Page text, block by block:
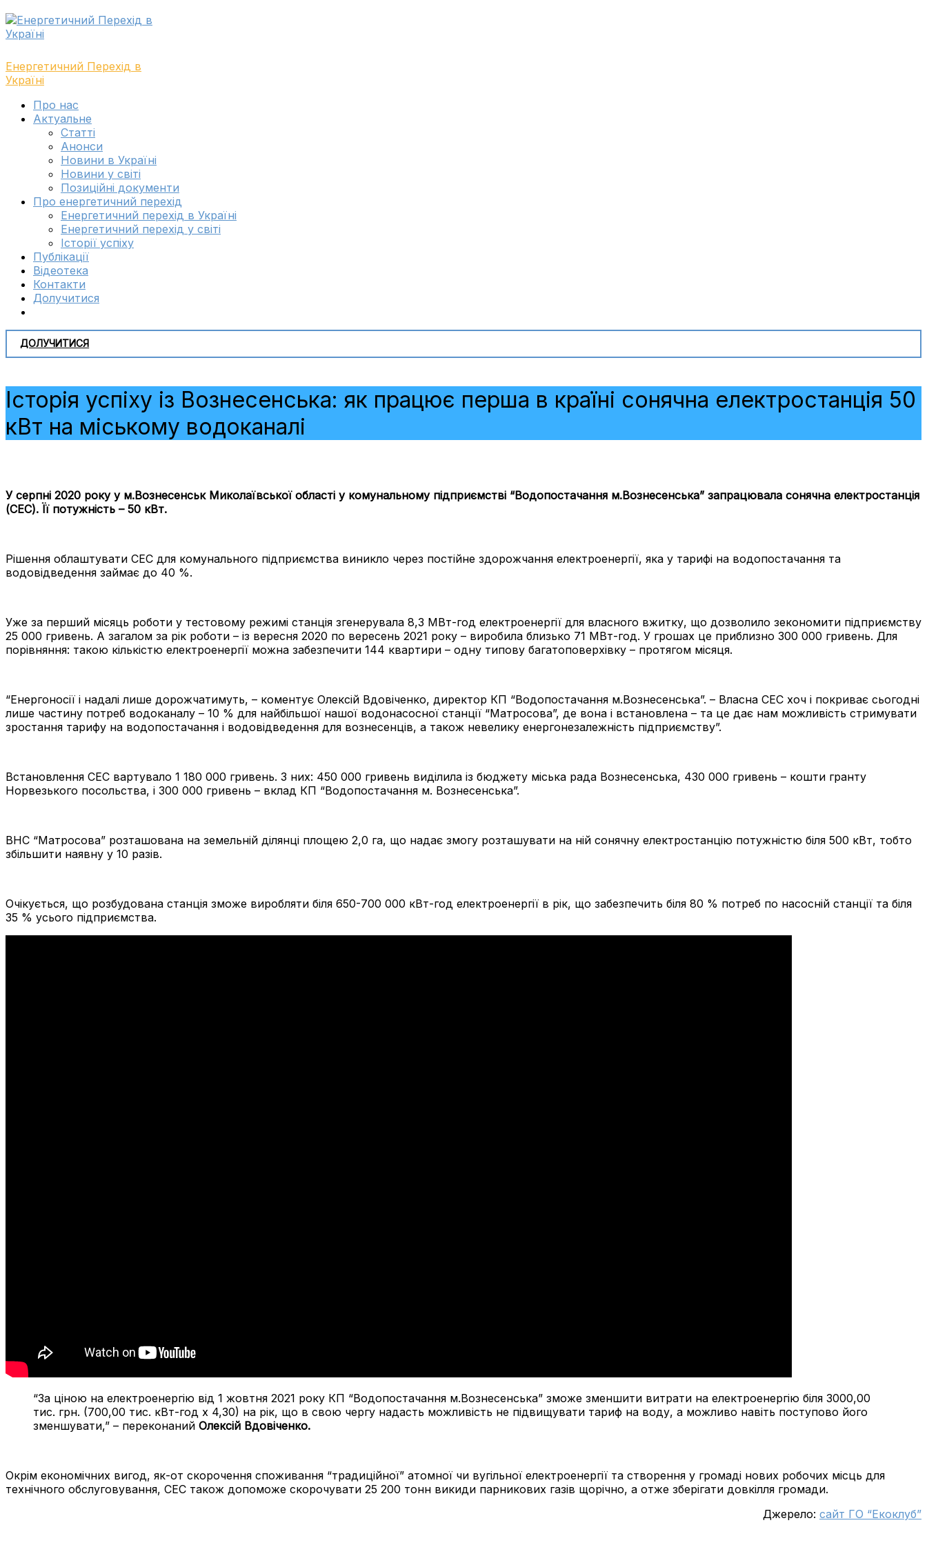
Skip
to
navigation
Skip
to
content
Енергетичний Перехід в
Україні
Toggle
navigation
Про нас
Актуальне
Cтатті
Анонси
Новини в Україні
Новини у світі
Позиційні документи
Про енергетичний перехід
Енергетичний перехід в Україні
Енергетичний перехід у світі
Історії успіху
Публікації
Відеотека
Контакти
Долучитися
ДОЛУЧИТИСЯ
Історія успіху із Вознесенська: як працює перша в країні сонячна електростанція 50
кВт на міському водоканалі
У серпні 2020 року у м.Вознесенськ Миколаївської області у комунальному підприємстві “Водопостачання м.Вознесенська” запрацювала сонячна електростанція
(СЕС). Її потужність – 50 кВт.
Рішення облаштувати СЕС для комунального підприємства виникло через постійне здорожчання електроенергії, яка у тарифі на водопостачання та
водовідведення займає до 40 %.
Уже за перший місяць роботи у тестовому режимі станція згенерувала 8,3 МВт-год електроенергії для власного вжитку, що дозволило зекономити підприємству
25 000 гривень. А загалом за рік роботи – із вересня 2020 по вересень 2021 року – виробила близько 71 МВт-год. У грошах це приблизно 300 000 гривень. Для
порівняння: такою кількістю електроенергії можна забезпечити 144 квартири – одну типову багатоповерхівку – протягом місяця.
“Енергоносії і надалі лише дорожчатимуть, – коментує Олексій Вдовіченко, директор КП “Водопостачання м.Вознесенська”. – Власна СЕС хоч і покриває сьогодні
лише частину потреб водоканалу – 10 % для найбільшої нашої водонасосної станції “Матросова”, де вона і встановлена – та це дає нам можливість стримувати
зростання тарифу на водопостачання і водовідведення для вознесенців, а також невелику енергонезалежність підприємству”.
Встановлення СЕС вартувало 1 180 000 гривень. З них: 450 000 гривень виділила із бюджету міська рада Вознесенська, 430 000 гривень – кошти гранту
Норвезького посольства, і 300 000 гривень – вклад КП “Водопостачання м. Вознесенська”.
ВНС “Матросова” розташована на земельній ділянці площею 2,0 га, що надає змогу розташувати на ній сонячну електростанцію потужністю біля 500 кВт, тобто
збільшити наявну у 10 разів.
Очікується, що розбудована станція зможе виробляти біля 650-700 000 кВт-год електроенергії в рік, що забезпечить біля 80 % потреб по насосній станції та біля
35 % усього підприємства.
“За ціною на електроенергію від 1 жовтня 2021 року КП “Водопостачання м.Вознесенська” зможе зменшити витрати на електроенергію біля 3000,00
тис. грн. (700,00 тис. кВт-год х 4,30) на рік, що в свою чергу надасть можливість не підвищувати тариф на воду, а можливо навіть поступово його
зменшувати,” – переконаний Олексій Вдовіченко.
Окрім економічних вигод, як-от скорочення споживання “традиційної” атомної чи вугільної електроенергії та створення у громаді нових робочих місць для
технічного обслуговування, СЕС також допоможе скорочувати 25 200 тонн викиди парникових газів щорічно, а отже зберігати довкілля громади.
Джерело: сайт ГО “Екоклуб”